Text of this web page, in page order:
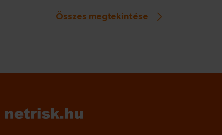
használati jogot szerez rá. Cikkünkben röviden és
érthetően bemutatjuk, hogy mi a lízing és milyen típusai
Összes megtekintése